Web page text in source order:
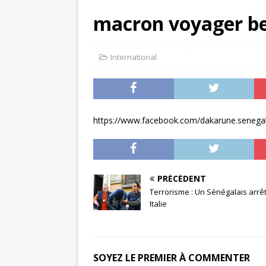
[
Mastère
macron voyager
International
https://www.facebook.com/
PRÉCÉDENT
Terrorisme : Un Sénégalais
Italie
SOYEZ LE PREMIER À COMMENTER